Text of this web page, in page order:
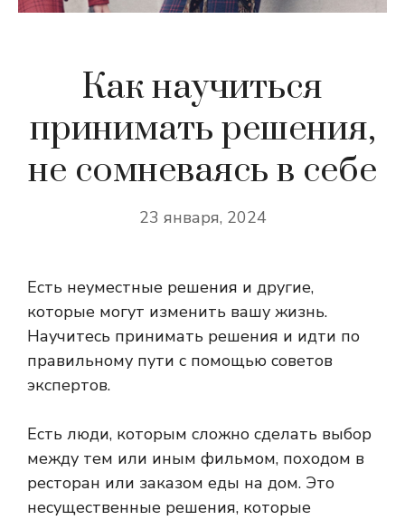
Как научиться
принимать решения,
не сомневаясь в себе
23 января, 2024
Есть неуместные решения и другие,
которые могут изменить вашу жизнь.
Научитесь принимать решения и идти по
правильному пути с помощью советов
экспертов.
Есть люди, которым сложно сделать выбор
между тем или иным фильмом, походом в
ресторан или заказом еды на дом. Это
несущественные решения, которые